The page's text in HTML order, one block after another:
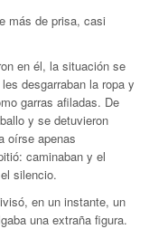
más de prisa, casi
en él, la situación se
desgarraban la ropa y
garras afiladas. De
y se detuvieron
oírse apenas
caminaban y el
silencio.
en un instante, un
una extraña figura.